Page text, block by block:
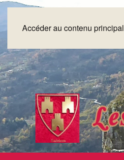
Accéder au contenu principal